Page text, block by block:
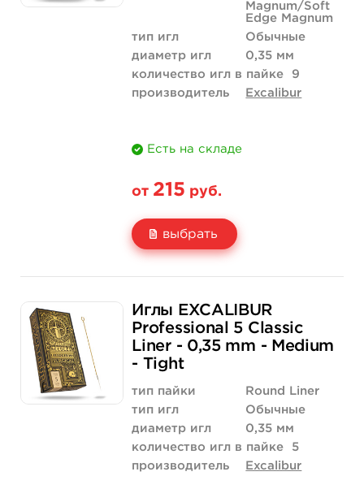
Magnum/Soft
Edge Magnum
тип игл
Обычные
диаметр игл
0,35 мм
количество игл в пайке
9
производитель
Excalibur
Есть на складе
от 215 руб.
выбрать
Цена
Количество
215 руб.
купить
2 043 руб.
купить
Иглы EXCALIBUR
Professional 5 Classic
Liner - 0,35 mm - Medium
- Tight
тип пайки
Round Liner
тип игл
Обычные
диаметр игл
0,35 мм
количество игл в пайке
5
производитель
Excalibur